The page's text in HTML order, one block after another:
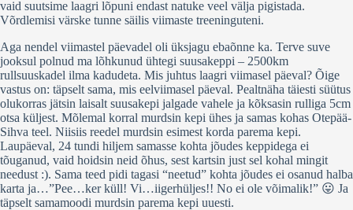
vaid suutsime laagri lõpuni endast natuke veel välja pigistada.
Võrdlemisi värske tunne säilis viimaste treeninguteni.
Aga nendel viimastel päevadel oli üksjagu ebaõnne ka. Terve suve
jooksul polnud ma lõhkunud ühtegi suusakeppi – 2500km
rullsuuskadel ilma kadudeta. Mis juhtus laagri viimasel päeval? Õige
vastus on: täpselt sama, mis eelviimasel päeval. Pealtnäha täiesti süütus
olukorras jätsin laisalt suusakepi jalgade vahele ja kõksasin rulliga 5cm
otsa küljest. Mõlemal korral murdsin kepi ühes ja samas kohas Otepää-
Sihva teel. Niisiis reedel murdsin esimest korda parema kepi.
Laupäeval, 24 tundi hiljem samasse kohta jõudes keppidega ei
tõuganud, vaid hoidsin neid õhus, sest kartsin just sel kohal mingit
needust :). Sama teed pidi tagasi “neetud” kohta jõudes ei osanud halba
karta ja…”Pee…ker küll! Vi…iigerhüljes!! No ei ole võimalik!” 😛 Ja
täpselt samamoodi murdsin parema kepi uuesti.